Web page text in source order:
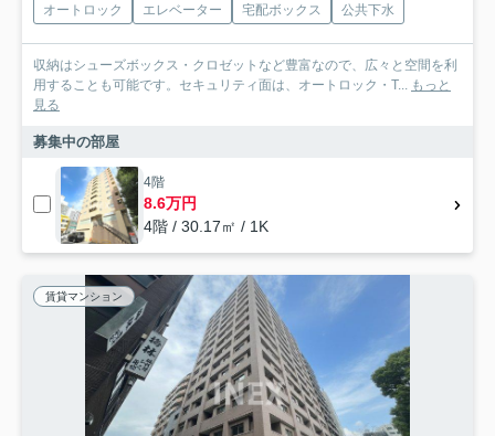
オートロック エレベーター 宅配ボックス 公共下水
収納はシューズボックス・クロゼットなど豊富なので、広々と空間を利
用することも可能です。セキュリティ面は、オートロック・T...
もっと
見る
募集中の部屋
4階
8.6万円
4階 / 30.17㎡ / 1K
賃貸マンション